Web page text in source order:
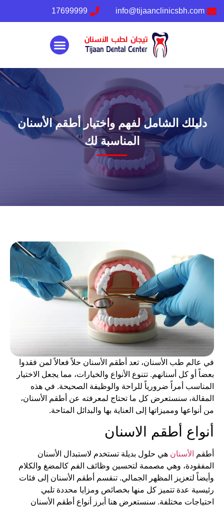
info@tijaanclinicsbh.com
17699999
دليلك الشامل لفهم واختيار أطقم الأسنان
المناسبة لك
في عالم طب الأسنان، تعد أطقم الأسنان حلاً فعالاً لمن فقدوا
بعضاً أو كل أسنانهم. تتنوع الأنواع والخيارات، مما يجعل الاختيار
المناسب أمراً ضرورياً للراحة والوظيفة الصحيحة. في هذه
المقالة، سنستعرض كل ما تحتاج لمعرفته عن أطقم الأسنان،
من أنواعها ومميزاتها إلى العناية بها والبدائل المتاحة.
أنواع أطقم الاسنان
أطقم الأسنان هي حلول بديلة تستخدم لاستبدال الأسنان
المفقودة، وهي مصممة لتحسين وظائف الفم كالمضغ والكلام
وأيضاً لتعزيز المظهر الجمالي. تنقسم أطقم الأسنان إلى فئات
رئيسية عدة تتميز كل منها بخصائص ومزايا محددة تلبي
احتياجات مختلفة. سنستعرض هنا أبرز أنواع أطقم الأسنان